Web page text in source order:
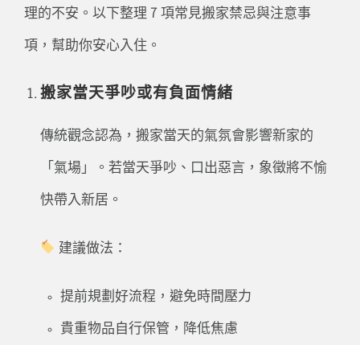
理的不安。以下整理 7 項常見搬家禁忌與注意事
項，幫助你安心入住。
搬家當天爭吵或有負面情緒
傳統觀念認為，搬家當天的氣氛會影響新家的
「氣場」。若當天爭吵、口出惡言，象徵將不愉
快帶入新居。
建議做法：
提前規劃好流程，避免時間壓力
貴重物品自行保管，降低焦慮